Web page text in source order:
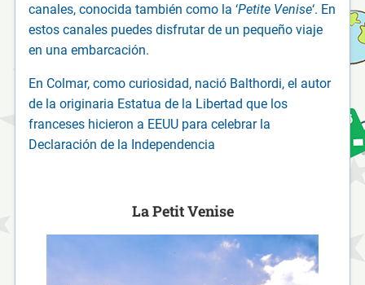
canales, conocida también como la ‘Petite Venise‘. En
estos canales puedes disfrutar de un pequeño viaje
en una embarcación.
En Colmar, como curiosidad, nació Balthordi, el autor
de la originaria Estatua de la Libertad que los
franceses hicieron a EEUU para celebrar la
Declaración de la Independencia
La Petit Venise